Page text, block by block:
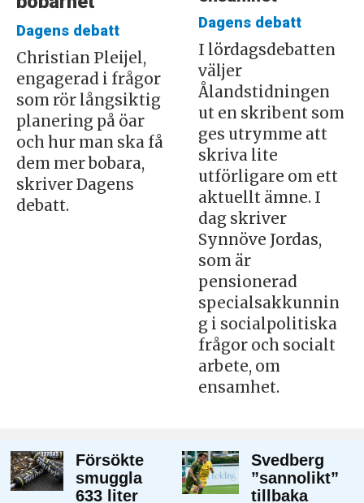
Dagens debatt
Christian Pleijel,
engagerad i frågor
som rör långsiktig
planering på öar
och hur man ska få
dem mer bobara,
skriver Dagens
debatt.
Dagens debatt
I lördagsdebatten
väljer
Ålandstidningen
ut en skribent som
ges utrymme att
skriva lite
utförligare om ett
aktuellt ämne. I
dag skriver
Synnöve Jordas,
som är
pensionerad
specialsakkunnin
g i socialpolitiska
frågor och socialt
arbete, om
ensamhet.